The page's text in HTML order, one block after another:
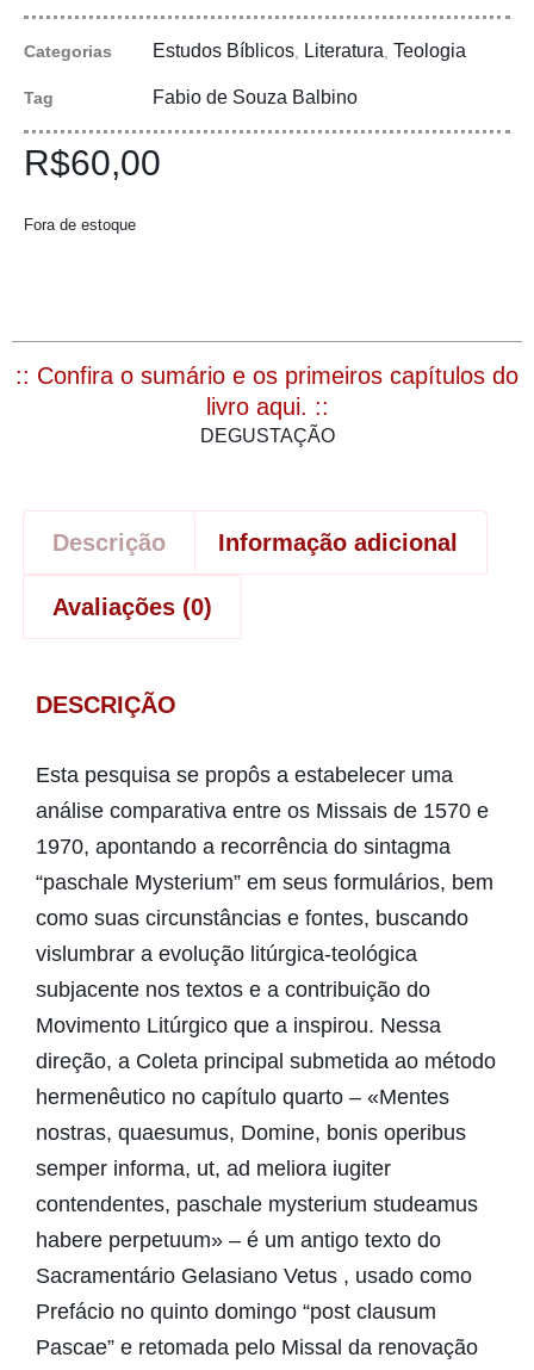
Categorias Estudos Bíblicos, Literatura, Teologia
Tag Fabio de Souza Balbino
R$60,00
Fora de estoque
:: Confira o sumário e os primeiros capítulos do
livro aqui. ::
DEGUSTAÇÃO
Descrição Informação adicional
Avaliações (0)
DESCRIÇÃO
Esta pesquisa se propôs a estabelecer uma
análise comparativa entre os Missais de 1570 e
1970, apontando a recorrência do sintagma
“paschale Mysterium” em seus formulários, bem
como suas circunstâncias e fontes, buscando
vislumbrar a evolução litúrgica-teológica
subjacente nos textos e a contribuição do
Movimento Litúrgico que a inspirou. Nessa
direção, a Coleta principal submetida ao método
hermenêutico no capítulo quarto – «Mentes
nostras, quaesumus, Domine, bonis operibus
semper informa, ut, ad meliora iugiter
contendentes, paschale mysterium studeamus
habere perpetuum» – é um antigo texto do
Sacramentário Gelasiano Vetus , usado como
Prefácio no quinto domingo “post clausum
Pascae” e retomada pelo Missal da renovação